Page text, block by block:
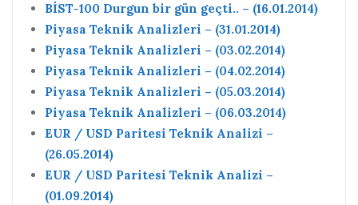
BİST-100 Durgun bir gün geçti.. – (16.01.2014)
Piyasa Teknik Analizleri – (31.01.2014)
Piyasa Teknik Analizleri – (03.02.2014)
Piyasa Teknik Analizleri – (04.02.2014)
Piyasa Teknik Analizleri – (05.03.2014)
Piyasa Teknik Analizleri – (06.03.2014)
EUR / USD Paritesi Teknik Analizi –
(26.05.2014)
EUR / USD Paritesi Teknik Analizi –
(01.09.2014)